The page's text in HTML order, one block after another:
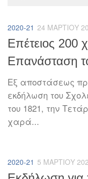
2020-21 24 ΜΑΡΤΊΟΥ
Επέτειος 200
Επανάσταση
Εξ αποστάσεως
εκδήλωση του
του 1821, την
χαρά...
2020-21 5 ΜΑΡΤΊΟΥ